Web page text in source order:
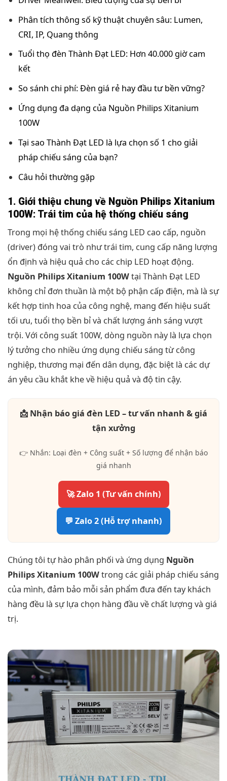
Phân tích thông số kỹ thuật chuyên sâu: Lumen,
CRI, IP, Quang thông
Tuổi thọ đèn Thành Đạt LED: Hơn 40.000 giờ cam
kết
So sánh chi phí: Đèn giá rẻ hay đầu tư bền vững?
Ứng dụng đa dạng của Nguồn Philips Xitanium
100W
Tại sao Thành Đạt LED là lựa chọn số 1 cho giải
pháp chiếu sáng của bạn?
Câu hỏi thường gặp
1. Giới thiệu chung về Nguồn Philips Xitanium
100W: Trái tim của hệ thống chiếu sáng
Trong mọi hệ thống chiếu sáng LED cao cấp, nguồn
(driver) đóng vai trò như trái tim, cung cấp năng lượng
ổn định và hiệu quả cho các chip LED hoạt động.
Nguồn Philips Xitanium 100Wtại Thành Đạt LED
không chỉ đơn thuần là một bộ phận cấp điện, mà là sự
kết hợp tinh hoa của công nghệ, mang đến hiệu suất
tối ưu, tuổi thọ bền bỉ và chất lượng ánh sáng vượt
trội. Với công suất 100W, dòng nguồn này là lựa chọn
lý tưởng cho nhiều ứng dụng chiếu sáng từ công
nghiệp, thương mại đến dân dụng, đặc biệt là các dự
án yêu cầu khắt khe về hiệu quả và độ tin cậy.
📩 Nhận báo giá đèn LED – tư vấn nhanh & giá
tận xưởng
👉 Nhắn: Loại đèn + Công suất + Số lượng để nhận báo
giá nhanh
🚀 Zalo 1 (Tư vấn chính)
💬 Zalo 2 (Hỗ trợ nhanh)
Chúng tôi tự hào phân phối và ứng dụng Nguồn
Philips Xitanium 100Wtrong các giải pháp chiếu sáng
của mình, đảm bảo mỗi sản phẩm đưa đến tay khách
hàng đều là sự lựa chọn hàng đầu về chất lượng và giá
trị.